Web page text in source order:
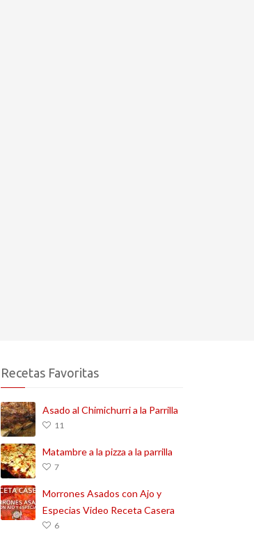
Recetas Favoritas
Asado al Chimichurri a la Parrilla
11
Matambre a la pizza a la parrilla
7
Morrones Asados con Ajo y
Especias Video Receta Casera
6